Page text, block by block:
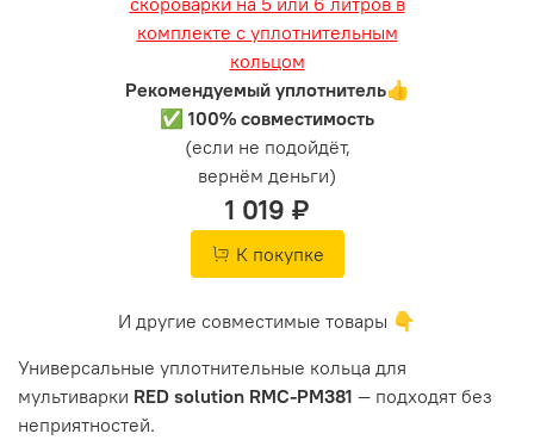
Рекомендуемый уплотнитель👍
✅ 100% совместимость
(если не подойдёт,
вернём деньги)
1 019 ₽
К покупке
И другие совместимые товары 👇
Универсальные уплотнительные кольца для
мультиварки RED solution RMC-PM381 — подходят без
неприятностей.